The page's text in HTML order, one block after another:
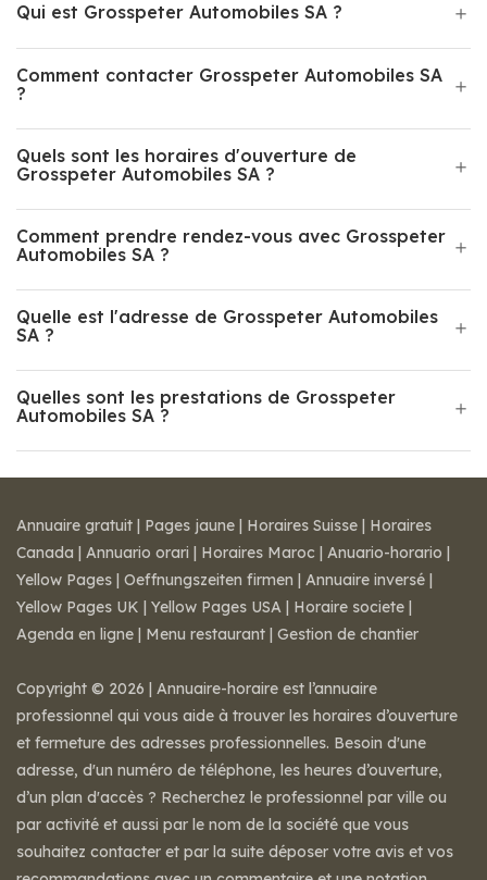
Qui est Grosspeter Automobiles SA ?
Comment contacter Grosspeter Automobiles SA
?
Quels sont les horaires d'ouverture de
Grosspeter Automobiles SA ?
Comment prendre rendez-vous avec Grosspeter
Automobiles SA ?
Quelle est l'adresse de Grosspeter Automobiles
SA ?
Quelles sont les prestations de Grosspeter
Automobiles SA ?
Annuaire gratuit | Pages jaune | Horaires Suisse | Horaires
Canada | Annuario orari | Horaires Maroc | Anuario-horario |
Yellow Pages | Oeffnungszeiten firmen | Annuaire inversé |
Yellow Pages UK | Yellow Pages USA | Horaire societe |
Agenda en ligne | Menu restaurant | Gestion de chantier
Copyright © 2026 | Annuaire-horaire est l’annuaire
professionnel qui vous aide à trouver les horaires d’ouverture
et fermeture des adresses professionnelles. Besoin d'une
adresse, d'un numéro de téléphone, les heures d’ouverture,
d’un plan d'accès ? Recherchez le professionnel par ville ou
par activité et aussi par le nom de la société que vous
souhaitez contacter et par la suite déposer votre avis et vos